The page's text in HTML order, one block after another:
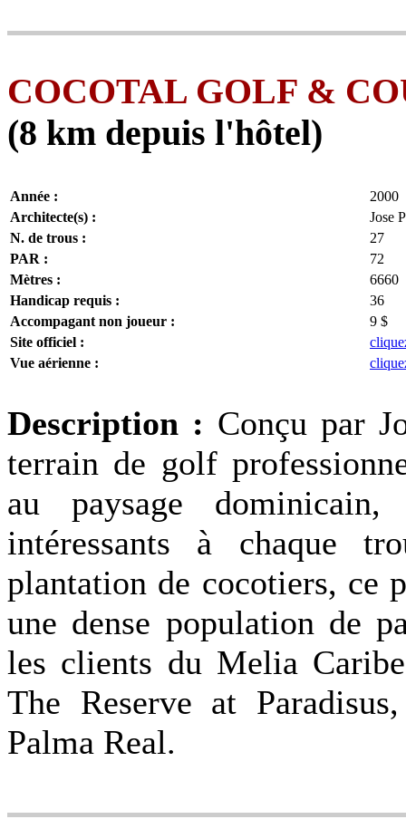
COCOTAL GOLF &
(8 km depuis l'hôtel)
Année :
2000
Architecte(s) :
Jose
N. de trous :
27
PAR :
72
Mètres :
6660
Handicap requis :
36
Accompagant non joueur :
9 $
Site officiel :
Vue aérienne :
Description : Conçu par
terrain de golf
au paysage
intéressants à chaque
plantation de cocotiers, ce
une dense population de
les clients du Melia
The Reserve at
Palma Real.